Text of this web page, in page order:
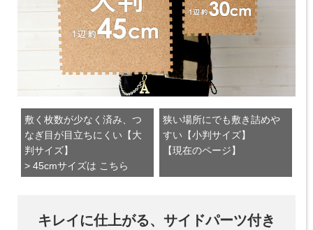
敷く枚数が少なく済み、つ
なぎ目が目立ちにくい【大
判サイズ】
> 45cmサイズは こちら
狭い場所にでも敷き詰めや
すい【小判サイズ】
【現在のページ】
キレイに仕上がる、サイドパーツ付き